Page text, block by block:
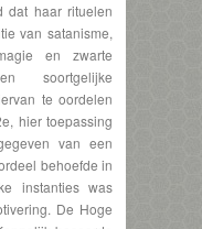
dat haar rituelen
van satanisme,
en zwarte
soortgelijke
te oordelen
hier toepassing
van een
behoefde in
instanties was
De Hoge